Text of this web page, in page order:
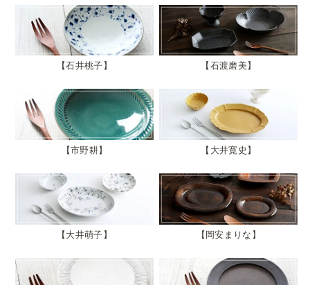
石井桃子 石渡磨美
市野耕 大井寛史
大井萌子 岡安まりな